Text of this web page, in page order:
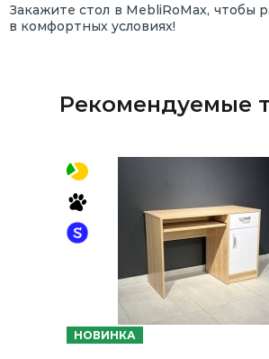
Закажите стол в MebliRoMax, чтобы
в комфортных условиях!
Рекомендуемые
НОВИНКА